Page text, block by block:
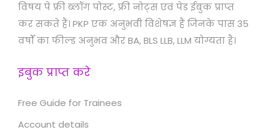
विषय पे फ्री ब्लॉग पोस्ट, फ्री नोट्स एवं पेड ईबुक प्राप्त
कर सकते हैं। PKP एक अनुभवी विशेषज्ञ हैं जिनके पास 35
वर्षों का फील्ड अनुभव और BA, BLS LLB, LLM योग्यता है।
इबुक प्राप्त करे
Free Guide for Trainees
Account details